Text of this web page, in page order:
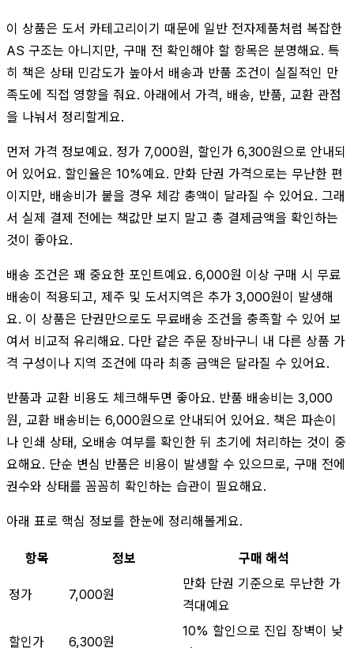
이 상품은 도서 카테고리이기 때문에 일반 전자제품처럼 복잡한
AS 구조는 아니지만, 구매 전 확인해야 할 항목은 분명해요. 특
히 책은 상태 민감도가 높아서 배송과 반품 조건이 실질적인 만
족도에 직접 영향을 줘요. 아래에서 가격, 배송, 반품, 교환 관점
을 나눠서 정리할게요.
먼저 가격 정보예요. 정가 7,000원, 할인가 6,300원으로 안내되
어 있어요. 할인율은 10%예요. 만화 단권 가격으로는 무난한 편
이지만, 배송비가 붙을 경우 체감 총액이 달라질 수 있어요. 그래
서 실제 결제 전에는 책값만 보지 말고 총 결제금액을 확인하는
것이 좋아요.
배송 조건은 꽤 중요한 포인트예요. 6,000원 이상 구매 시 무료
배송이 적용되고, 제주 및 도서지역은 추가 3,000원이 발생해
요. 이 상품은 단권만으로도 무료배송 조건을 충족할 수 있어 보
여서 비교적 유리해요. 다만 같은 주문 장바구니 내 다른 상품 가
격 구성이나 지역 조건에 따라 최종 금액은 달라질 수 있어요.
반품과 교환 비용도 체크해두면 좋아요. 반품 배송비는 3,000
원, 교환 배송비는 6,000원으로 안내되어 있어요. 책은 파손이
나 인쇄 상태, 오배송 여부를 확인한 뒤 초기에 처리하는 것이 중
요해요. 단순 변심 반품은 비용이 발생할 수 있으므로, 구매 전에
권수와 상태를 꼼꼼히 확인하는 습관이 필요해요.
아래 표로 핵심 정보를 한눈에 정리해볼게요.
항목 정보 구매 해석
정가 7,000원
만화 단권 기준으로 무난한 가
격대예요
할인가 6,300원
10% 할인으로 진입 장벽이 낮